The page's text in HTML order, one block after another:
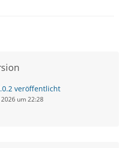
veröffentlicht
um 22:28